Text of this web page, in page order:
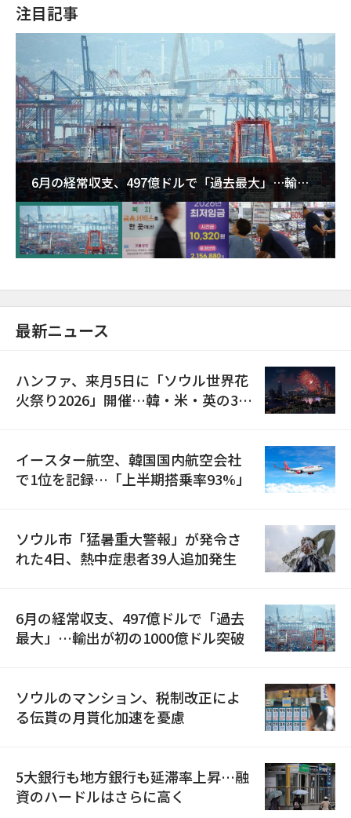
注目記事
6月の経常収支、497億ドルで「過去最大」…輸出
が初の1000億ドル突破
最新ニュース
ハンファ、来月5日に「ソウル世界花
火祭り2026」開催…韓・米・英の3カ
イースター航空、韓国国内航空会社
で1位を記録…「上半期搭乗率93%」
ソウル市「猛暑重大警報」が発令さ
れた4日、熱中症患者39人追加発生
6月の経常収支、497億ドルで「過去
最大」…輸出が初の1000億ドル突破
ソウルのマンション、税制改正によ
る伝貰の月貰化加速を憂慮
5大銀行も地方銀行も延滞率上昇…融
資のハードルはさらに高く